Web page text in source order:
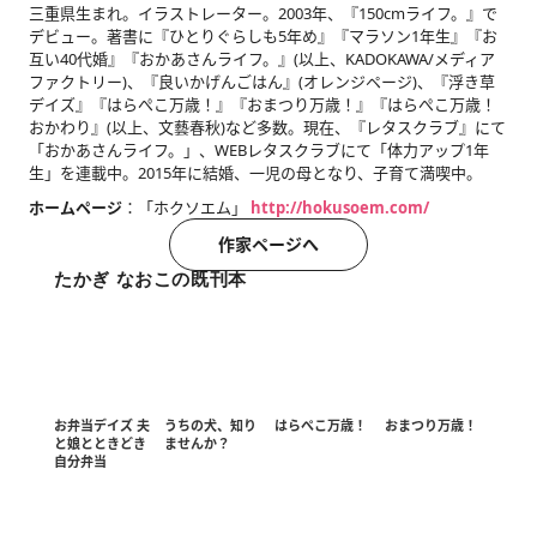
三重県生まれ。イラストレーター。2003年、『150cmライフ。』で
デビュー。著書に『ひとりぐらしも5年め』『マラソン1年生』『お
互い40代婚』『おかあさんライフ。』(以上、KADOKAWA/メディア
ファクトリー)、『良いかげんごはん』(オレンジページ)、『浮き草
デイズ』『はらぺこ万歳！』『おまつり万歳！』『はらぺこ万歳！
おかわり』(以上、文藝春秋)など多数。現在、『レタスクラブ』にて
「おかあさんライフ。」、WEBレタスクラブにて「体力アップ1年
生」を連載中。2015年に結婚、一児の母となり、子育て満喫中。
ホームページ：「ホクソエム」 http://hokusoem.com/
作家ページへ
たかぎ なおこの既刊本
お弁当デイズ 夫
と娘とときどき
自分弁当
うちの犬、知り
ませんか？
はらぺこ万歳！ おまつり万歳！